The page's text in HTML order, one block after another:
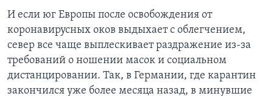
И если юг Европы после освобождения от
коронавирусных оков выдыхает с облегчением,
север все чаще выплескивает раздражение из-за
требований о ношении масок и социальном
дистанцировании. Так, в Германии, где карантин
закончился уже более месяца назад, в минувшие